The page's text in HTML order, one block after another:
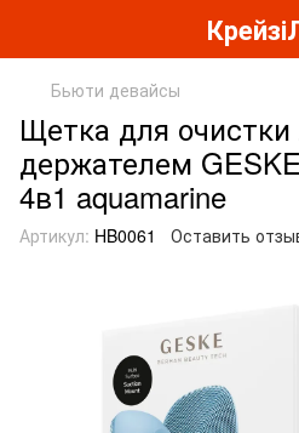
Бьюти девайсы
Щетка для
держателем
4в1 aquamarine
Артикул: HB0061 Оставить